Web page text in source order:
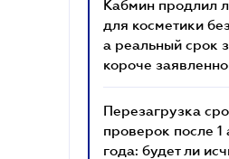
Кабмин продлил
для косметики
а реальный срок
короче
Перезагрузка
проверок после 1
года: будет ли